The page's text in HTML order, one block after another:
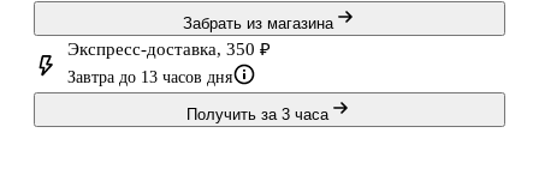
Забрать из магазина
Экспресс-доставка, 350 ₽
Завтра до 13 часов дня
Получить за 3 часа